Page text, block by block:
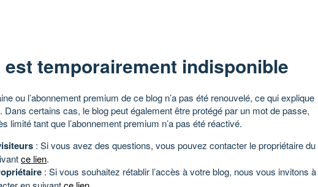
est temporairement indisponible
ou l’abonnement premium de ce blog n’a pas été renouvelé, ce qui explique
Dans certains cas, le blog peut également être protégé par un mot de passe,
limité tant que l’abonnement premium n’a pas été réactivé.
: Si vous avez des questions, vous pouvez contacter le propriétaire du
ce lien.
: Si vous souhaitez rétablir l’accès à votre blog, nous vous invitons à